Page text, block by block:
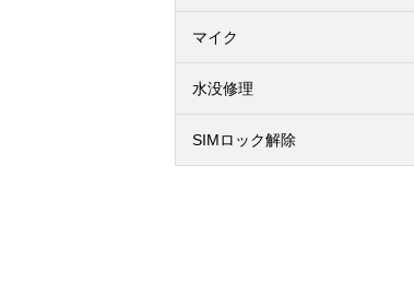
マイク
水没修理
SIMロック解除